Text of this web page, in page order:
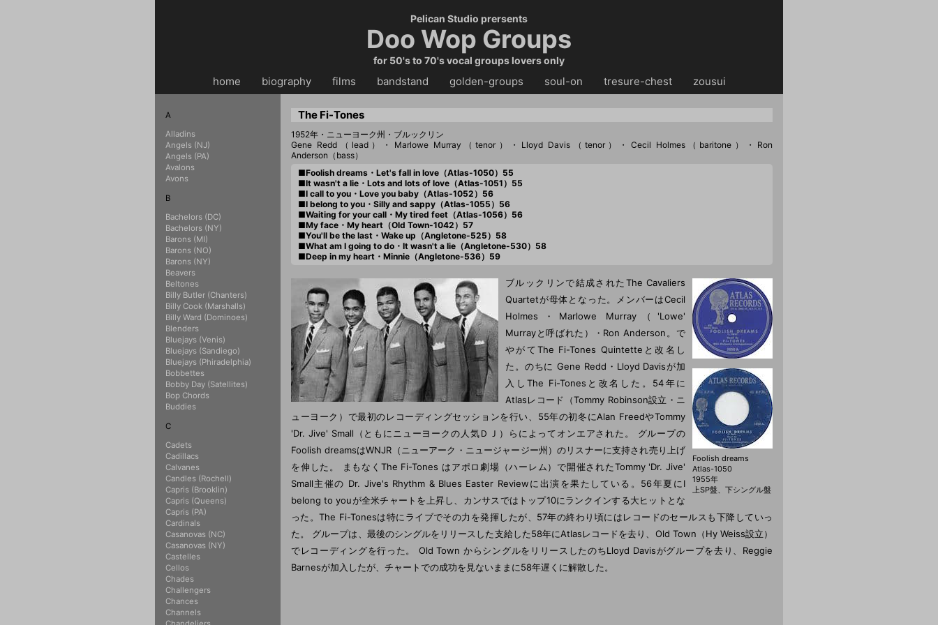
Pelican Studio prersents
Doo Wop Groups
for 50's to 70's vocal groups lovers only
home biography・・ films bandstand golden-groups soul-on tresure-chest・・ zousui
The Fi-Tones
1952年・ニューヨーク州・ブルックリン
Gene Redd（lead）・Marlowe Murray（tenor）・Lloyd Davis（tenor）・Cecil Holmes（baritone）・Ron
Anderson（bass）
■Foolish dreams・Let's fall in love（Atlas-1050）55
■It wasn't a lie・Lots and lots of love（Atlas-1051）55
■I call to you・Love you baby（Atlas-1052）56
■I belong to you・Silly and sappy（Atlas-1055）56
■Waiting for your call・My tired feet（Atlas-1056）56
■My face・My heart（Old Town-1042）57
■You'll be the last・Wake up（Angletone-525）58
■What am I going to do・It wasn't a lie（Angletone-530）58
■Deep in my heart・Minnie（Angletone-536）59
Foolish dreams
Atlas-1050
1955年
上SP盤、下シングル盤
ブルックリンで結成されたThe Cavaliers
Quartetが母体となった。メンバーはCecil
Holmes・Marlowe Murray（'Lowe'
Murrayと呼ばれた）・Ron Anderson。で
やがてThe Fi-Tones Quintetteと改名し
た。のちに Gene Redd・Lloyd Davisが加
入しThe Fi-Tonesと改名した。54年に
Atlasレコード（Tommy Robinson設立・ニ
ューヨーク）で最初のレコーディングセッションを行い、55年の初冬にAlan FreedやTommy
'Dr. Jive' Small（ともにニューヨークの人気ＤＪ）らによってオンエアされた。 グループの
Foolish dreamsはWNJR（ニューアーク・ニュージャージー州）のリスナーに支持され売り上げ
を伸した。 まもなくThe Fi-Tones はアポロ劇場（ハーレム）で開催されたTommy 'Dr. Jive'
Small主催の Dr. Jive's Rhythm & Blues Easter Reviewに出演を果たしている。56年夏にI
belong to youが全米チャートを上昇し、カンサスではトップ10にランクインする大ヒットとな
った。The Fi-Tonesは特にライブでその力を発揮したが、57年の終わり頃にはレコードのセールスも下降していっ
た。 グループは、最後のシングルをリリースした支給した58年にAtlasレコードを去り、Old Town（Hy Weiss設立）
でレコーディングを行った。 Old Town からシングルをリリースしたのちLloyd Davisがグループを去り、Reggie
Barnesが加入したが、チャートでの成功を見ないままに58年遅くに解散した。
A
Alladins
Angels (NJ)
Angels (PA)
Avalons
Avons
B
Bachelors (DC)
Bachelors (NY)
Barons (MI)
Barons (NO)
Barons (NY)
Beavers
Beltones
Billy Butler (Chanters)
Billy Cook (Marshalls)
Billy Ward (Dominoes)
Blenders
Bluejays (Venis)
Bluejays (Sandiego)
Bluejays (Phiradelphia)
Bobbettes
Bobby Day (Satellites)
Bop Chords
Buddies
C
Cadets
Cadillacs
Calvanes
Candles (Rochell)
Capris (Brooklin)
Capris (Queens)
Capris (PA)
Cardinals
Casanovas (NC)
Casanovas (NY)
Castelles
Cellos
Chades
Challengers
Chances
Channels